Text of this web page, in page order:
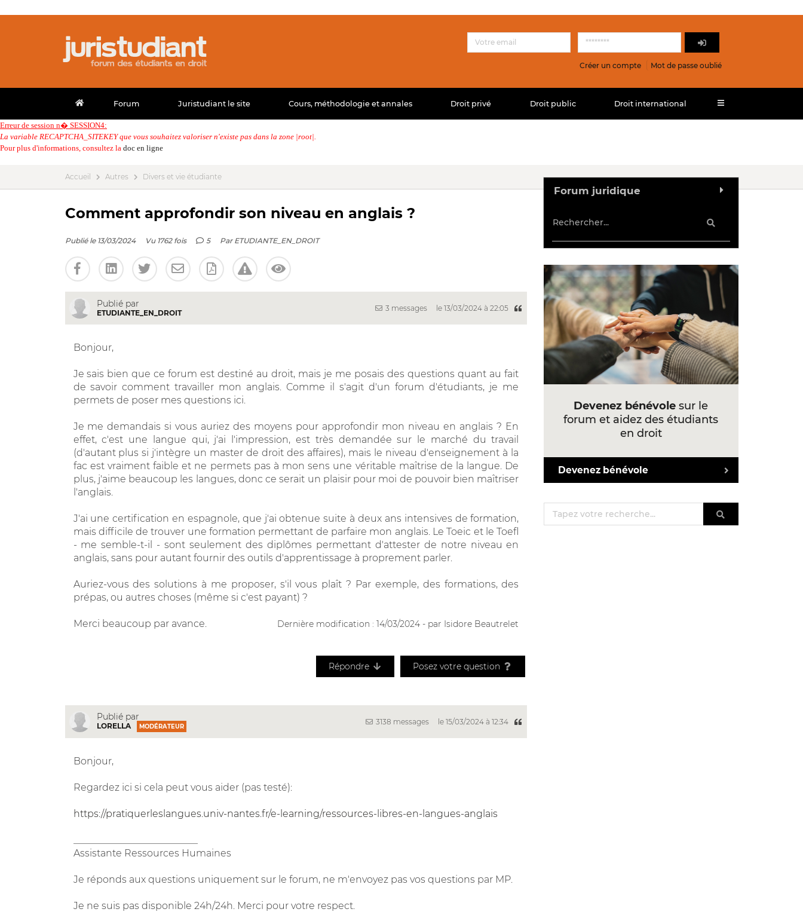
Créer un compte Mot de passe oublié
Forum Juristudiant le site Cours, méthodologie et annales Droit privé Droit public Droit international
Erreur de session n� SESSION4:
La variable RECAPTCHA_SITEKEY que vous souhaitez valoriser n'existe pas dans la zone |root|.
Pour plus d'informations, consultez la doc en ligne
Accueil Autres Divers et vie étudiante
Comment approfondir son niveau en anglais ?
Publié le 13/03/2024 Vu 1762 fois 5 Par ETUDIANTE_EN_DROIT
Publié par
ETUDIANTE_EN_DROIT
3 messages le 13/03/2024 à 22:05
Bonjour,
Je sais bien que ce forum est destiné au droit, mais je me posais des questions quant au fait
de savoir comment travailler mon anglais. Comme il s'agit d'un forum d'étudiants, je me
permets de poser mes questions ici.
Je me demandais si vous auriez des moyens pour approfondir mon niveau en anglais ? En
effet, c'est une langue qui, j'ai l'impression, est très demandée sur le marché du travail
(d'autant plus si j'intègre un master de droit des affaires), mais le niveau d'enseignement à la
fac est vraiment faible et ne permets pas à mon sens une véritable maîtrise de la langue. De
plus, j'aime beaucoup les langues, donc ce serait un plaisir pour moi de pouvoir bien maîtriser
l'anglais.
J'ai une certification en espagnole, que j'ai obtenue suite à deux ans intensives de formation,
mais difficile de trouver une formation permettant de parfaire mon anglais. Le Toeic et le Toefl
- me semble-t-il - sont seulement des diplômes permettant d'attester de notre niveau en
anglais, sans pour autant fournir des outils d'apprentissage à proprement parler.
Auriez-vous des solutions à me proposer, s'il vous plaît ? Par exemple, des formations, des
prépas, ou autres choses (même si c'est payant) ?
Merci beaucoup par avance. Dernière modification : 14/03/2024 - par Isidore Beautrelet
Répondre Posez votre question
Publié par
LORELLA MODÉRATEUR
3138 messages le 15/03/2024 à 12:34
Bonjour,
Regardez ici si cela peut vous aider (pas testé):
https://pratiquerleslangues.univ-nantes.fr/e-learning/ressources-libres-en-langues-anglais
Assistante Ressources Humaines
Je réponds aux questions uniquement sur le forum, ne m'envoyez pas vos questions par MP.
Je ne suis pas disponible 24h/24h. Merci pour votre respect.
Forum juridique
Devenez bénévole sur le
forum et aidez des étudiants
en droit
Devenez bénévole